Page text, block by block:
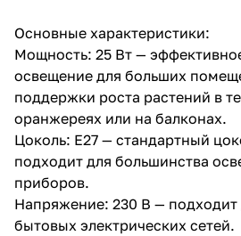
Основные характеристики:
Мощность: 25 Вт —
освещение для больших
поддержки роста растений в
оранжереях или на балконах.
Цоколь: E27 — стандартный
подходит для большинства
приборов.
Напряжение: 230 В — подходит
бытовых электрических сетей.